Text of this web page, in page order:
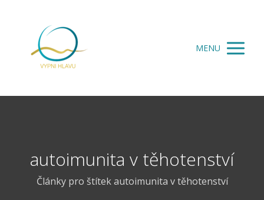
MENU
autoimunita v těhotenství
Články pro štítek autoimunita v těhotenství